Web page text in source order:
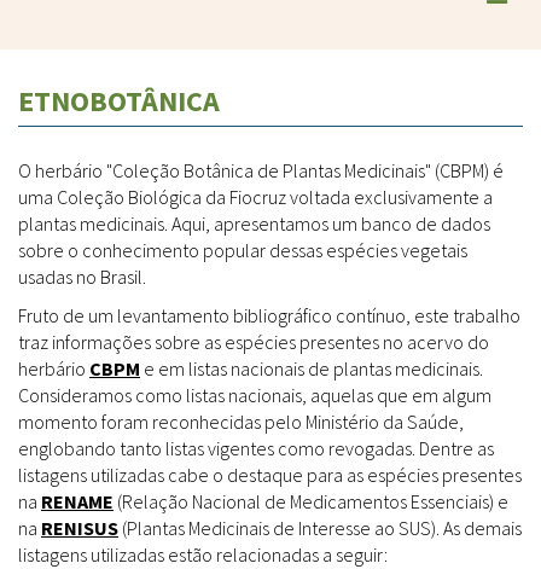
ETNOBOTÂNICA
O herbário "Coleção Botânica de Plantas Medicinais" (CBPM) é
uma Coleção Biológica da Fiocruz voltada exclusivamente a
plantas medicinais. Aqui, apresentamos um banco de dados
sobre o conhecimento popular dessas espécies vegetais
usadas no Brasil.
Fruto de um levantamento bibliográfico contínuo, este trabalho
traz informações sobre as espécies presentes no acervo do
herbário CBPM e em listas nacionais de plantas medicinais.
Consideramos como listas nacionais, aquelas que em algum
momento foram reconhecidas pelo Ministério da Saúde,
englobando tanto listas vigentes como revogadas. Dentre as
listagens utilizadas cabe o destaque para as espécies presentes
na RENAME (Relação Nacional de Medicamentos Essenciais) e
na RENISUS (Plantas Medicinais de Interesse ao SUS). As demais
listagens utilizadas estão relacionadas a seguir: